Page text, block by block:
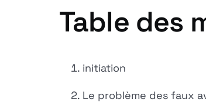
Table des
initiation
Le problème des faux